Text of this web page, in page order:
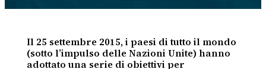
Il 25 settembre 2015, i paesi di tutto il mondo
(sotto l’impulso delle Nazioni Unite) hanno
adottato una serie di obiettivi per